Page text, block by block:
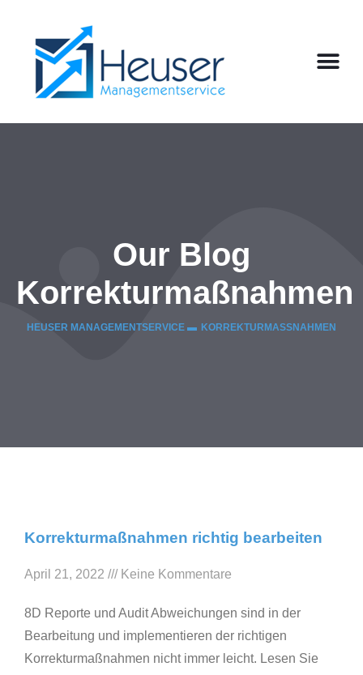
Our Blog
Korrekturmaßnahmen
HEUSER MANAGEMENTSERVICE ▬ KORREKTURMASSNAHMEN
Korrekturmaßnahmen richtig bearbeiten
April 21, 2022 Keine Kommentare
8D Reporte und Audit Abweichungen sind in der
Bearbeitung und implementieren der richtigen
Korrekturmaßnahmen nicht immer leicht. Lesen Sie